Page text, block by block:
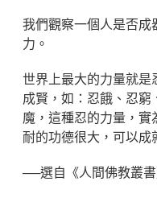
我們觀察一個人是否成
力。
世界上最大的力量就是
成賢，如：忍餓、忍
魔，這種忍的力量，
耐的功德很大，可以成
──選自《人間佛教叢書